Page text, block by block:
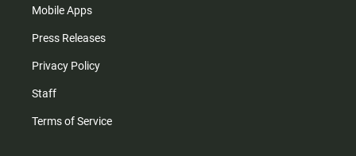
Mobile Apps
Press Releases
Privacy Policy
Staff
Terms of Service